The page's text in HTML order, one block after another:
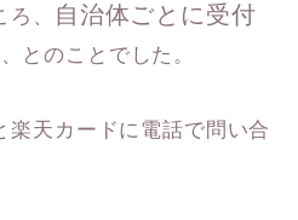
、
自治体ごとに受付
、とのことでした。
楽天カードに電話で問い合